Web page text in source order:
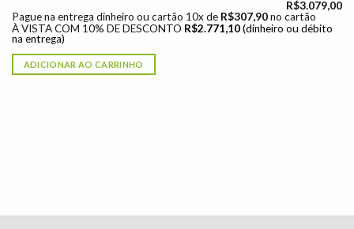
R$3.079,00
Pague na entrega dinheiro ou cartão 10x de R$307,90 no cartão
À VISTA COM 10% DE DESCONTO R$2.771,10 (dinheiro ou débito
na entrega)
ADICIONAR AO CARRINHO